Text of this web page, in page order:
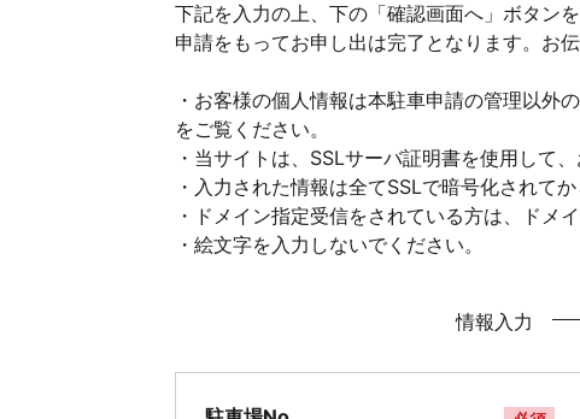
下記を入力の上、下の「確認画面へ」ボタンを
申請をもってお申し出は完了となります。お
・お客様の個人情報は本駐車申請の管理以外
をご覧ください。
・当サイトは、SSLサーバ証明書を使用して
・入力された情報は全てSSLで暗号化されて
・ドメイン指定受信をされている方は、ドメ
・絵文字を入力しないでください。
情報入力